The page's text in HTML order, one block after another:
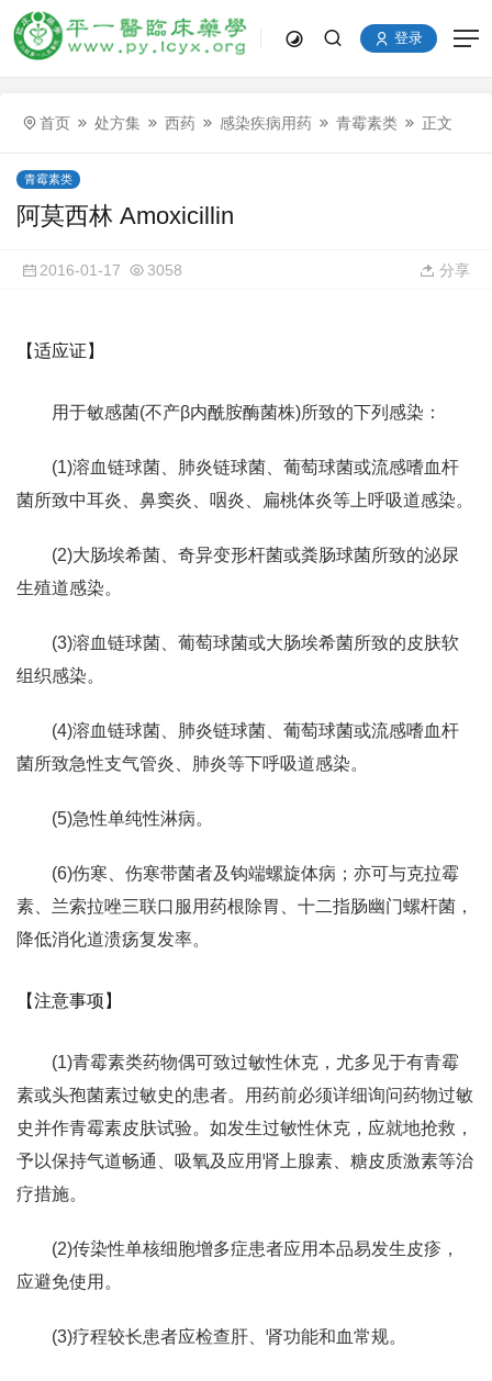
登录
首页 处方集 西药 感染疾病用药 青霉素类 正文
青霉素类
阿莫西林 Amoxicillin
2016-01-17 3058 分享
【适应证】
用于敏感菌(不产β内酰胺酶菌株)所致的下列感染：
(1)溶血链球菌、肺炎链球菌、葡萄球菌或流感嗜血杆
菌所致中耳炎、鼻窦炎、咽炎、扁桃体炎等上呼吸道感染。
(2)大肠埃希菌、奇异变形杆菌或粪肠球菌所致的泌尿
生殖道感染。
(3)溶血链球菌、葡萄球菌或大肠埃希菌所致的皮肤软
组织感染。
(4)溶血链球菌、肺炎链球菌、葡萄球菌或流感嗜血杆
菌所致急性支气管炎、肺炎等下呼吸道感染。
(5)急性单纯性淋病。
(6)伤寒、伤寒带菌者及钩端螺旋体病；亦可与克拉霉
素、兰索拉唑三联口服用药根除胃、十二指肠幽门螺杆菌，
降低消化道溃疡复发率。
【注意事项】
(1)青霉素类药物偶可致过敏性休克，尤多见于有青霉
素或头孢菌素过敏史的患者。用药前必须详细询问药物过敏
史并作青霉素皮肤试验。如发生过敏性休克，应就地抢救，
予以保持气道畅通、吸氧及应用肾上腺素、糖皮质激素等治
疗措施。
(2)传染性单核细胞增多症患者应用本品易发生皮疹，
应避免使用。
(3)疗程较长患者应检查肝、肾功能和血常规。